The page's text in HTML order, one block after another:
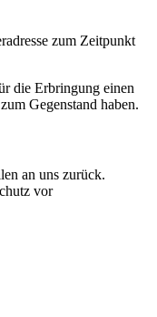
zum Zeitpunkt
die Erbringung einen
Gegenstand haben.
an uns zurück.
vor